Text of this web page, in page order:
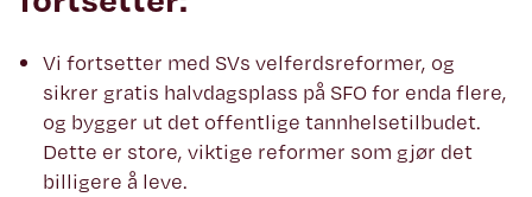
Vi fortsetter med SVs velferdsreformer, og
sikrer gratis halvdagsplass på SFO for enda flere,
og bygger ut det offentlige tannhelsetilbudet.
Dette er store, viktige reformer som gjør det
billigere å leve.